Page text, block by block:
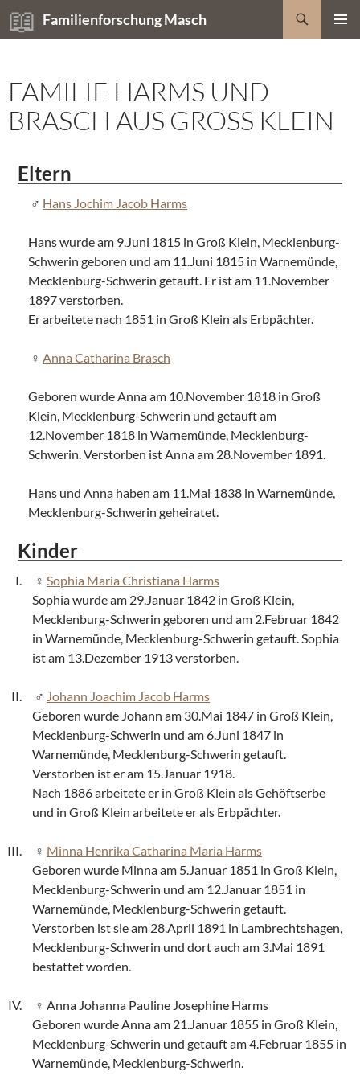
Zum
Inhalt
Familienforschung Masch
Suchen
FAMILIE HARMS UND
BRASCH AUS GROSS KLEIN
Eltern
Hans Jochim Jacob Harms
Hans wurde am 9.Juni 1815 in Groß Klein, Mecklenburg-
Schwerin geboren und am 11.Juni 1815 in Warnemünde,
Mecklenburg-Schwerin getauft. Er ist am 11.November
1897 verstorben.
Er arbeitete nach 1851 in Groß Klein als Erbpächter.
Anna Catharina Brasch
Geboren wurde Anna am 10.November 1818 in Groß
Klein, Mecklenburg-Schwerin und getauft am
12.November 1818 in Warnemünde, Mecklenburg-
Schwerin. Verstorben ist Anna am 28.November 1891.
Hans und Anna haben am 11.Mai 1838 in Warnemünde,
Mecklenburg-Schwerin geheiratet.
Kinder
Sophia Maria Christiana Harms
Sophia wurde am 29.Januar 1842 in Groß Klein,
Mecklenburg-Schwerin geboren und am 2.Februar 1842
in Warnemünde, Mecklenburg-Schwerin getauft. Sophia
ist am 13.Dezember 1913 verstorben.
Johann Joachim Jacob Harms
Geboren wurde Johann am 30.Mai 1847 in Groß Klein,
Mecklenburg-Schwerin und am 6.Juni 1847 in
Warnemünde, Mecklenburg-Schwerin getauft.
Verstorben ist er am 15.Januar 1918.
Nach 1886 arbeitete er in Groß Klein als Gehöftserbe
und in Groß Klein arbeitete er als Erbpächter.
Minna Henrika Catharina Maria Harms
Geboren wurde Minna am 5.Januar 1851 in Groß Klein,
Mecklenburg-Schwerin und am 12.Januar 1851 in
Warnemünde, Mecklenburg-Schwerin getauft.
Verstorben ist sie am 28.April 1891 in Lambrechtshagen,
Mecklenburg-Schwerin und dort auch am 3.Mai 1891
bestattet worden.
Anna Johanna Pauline Josephine Harms
Geboren wurde Anna am 21.Januar 1855 in Groß Klein,
Mecklenburg-Schwerin und getauft am 4.Februar 1855 in
Warnemünde, Mecklenburg-Schwerin.